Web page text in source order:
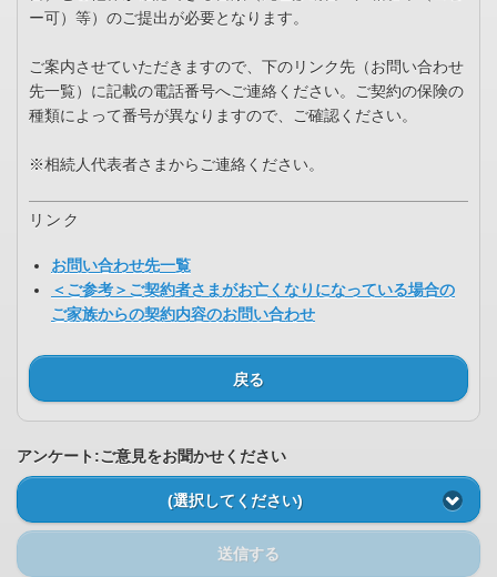
ー可）等）のご提出が必要となります。
ご案内させていただきますので、下のリンク先（お問い合わせ
先一覧）に記載の電話番号へご連絡ください。ご契約の保険の
種類によって番号が異なりますので、ご確認ください。
※相続人代表者さまからご連絡ください。
リンク
お問い合わせ先一覧
＜ご参考＞ご契約者さまがお亡くなりになっている場合の
ご家族からの契約内容のお問い合わせ
戻る
アンケート:ご意見をお聞かせください
(選択してください)
送信する